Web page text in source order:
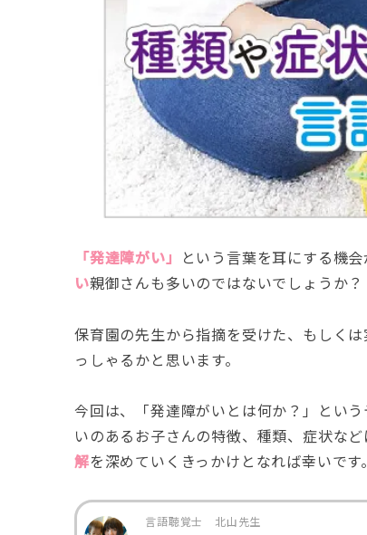
「発達障がい」 という言葉を耳にする機会
い親御さんも多いのではないでしょうか？
保育園の先生から指摘を受けた、もしく
っしゃるかと思います。
今回は、「発達障がいとは何か？」という
いのあるお子さんの特徴、種類、症状など
解を深めていくきっかけとなれば幸いです。
言語聴覚士 北山先生